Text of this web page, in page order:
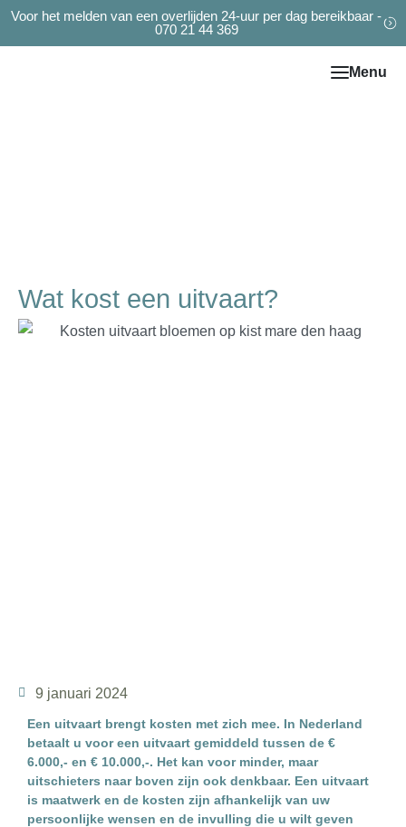
Voor het melden van een overlijden 24-uur per dag bereikbaar -
070 21 44 369
Wat kost een uitvaart?
9 januari 2024
Een uitvaart brengt kosten met zich mee. In Nederland
betaalt u voor een uitvaart gemiddeld tussen de €
6.000,- en € 10.000,-. Het kan voor minder, maar
uitschieters naar boven zijn ook denkbaar. Een uitvaart
is maatwerk en de kosten zijn afhankelijk van uw
persoonlijke wensen en de invulling die u wilt geven